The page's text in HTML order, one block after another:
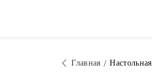
Главная